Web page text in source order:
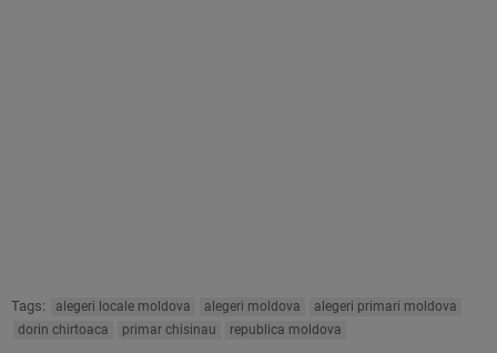
Tags: alegeri locale moldova alegeri moldova
alegeri primari moldova
dorin chirtoaca
primar chisinau republica moldova